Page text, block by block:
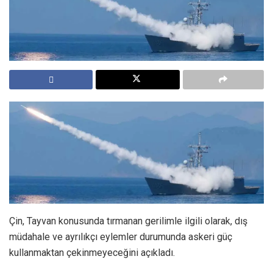
Çin, Tayvan konusunda tırmanan gerilimle ilgili olarak, dış
müdahale ve ayrılıkçı eylemler durumunda askeri güç
kullanmaktan çekinmeyeceğini açıkladı.